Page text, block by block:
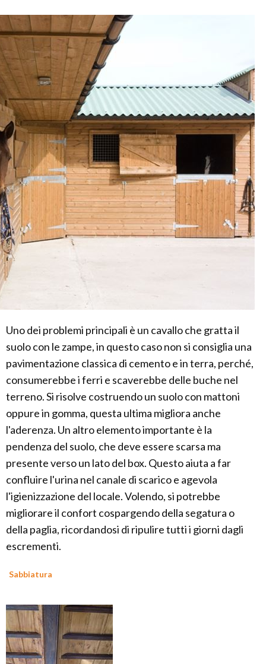
Uno dei problemi principali è un cavallo che gratta il
suolo con le zampe, in questo caso non si consiglia una
pavimentazione classica di cemento e in terra, perché,
consumerebbe i ferri e scaverebbe delle buche nel
terreno. Si risolve costruendo un suolo con mattoni
oppure in gomma, questa ultima migliora anche
l'aderenza. Un altro elemento importante è la
pendenza del suolo, che deve essere scarsa ma
presente verso un lato del box. Questo aiuta a far
confluire l'urina nel canale di scarico e agevola
l'igienizzazione del locale. Volendo, si potrebbe
migliorare il confort cospargendo della segatura o
della paglia, ricordandosi di ripulire tutti i giorni dagli
escrementi.
Sabbiatura